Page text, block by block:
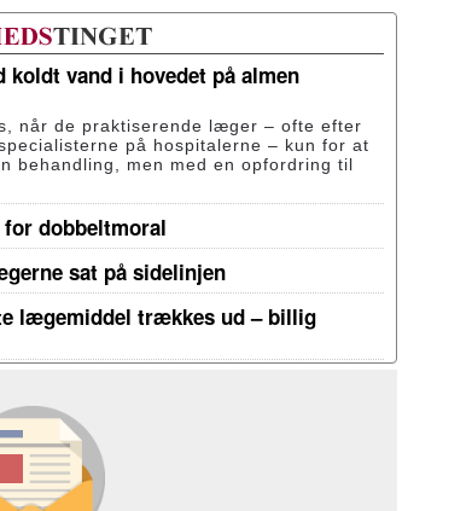
vand i hovedet på almen
når de praktiserende læger – ofte efter
på hospitalerne – kun for at
behandling, men med en opfordring til
dobbeltmoral
sat på sidelinjen
lægemiddel trækkes ud – billig